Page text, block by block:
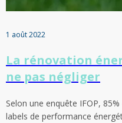
1 août 2022
La rénovation
ne pas négliger
Selon une enquête IFOP,
labels de performance